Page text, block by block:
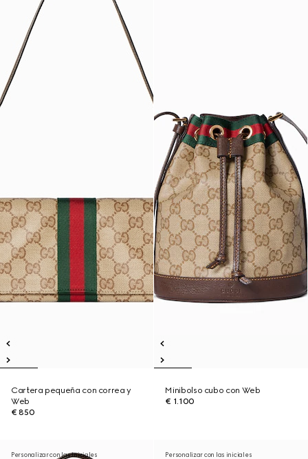
Cartera pequeña con correa y
Web
€ 850
Minibolso cubo con Web
€ 1.100
Personalizar con las iniciales Personalizar con las iniciales